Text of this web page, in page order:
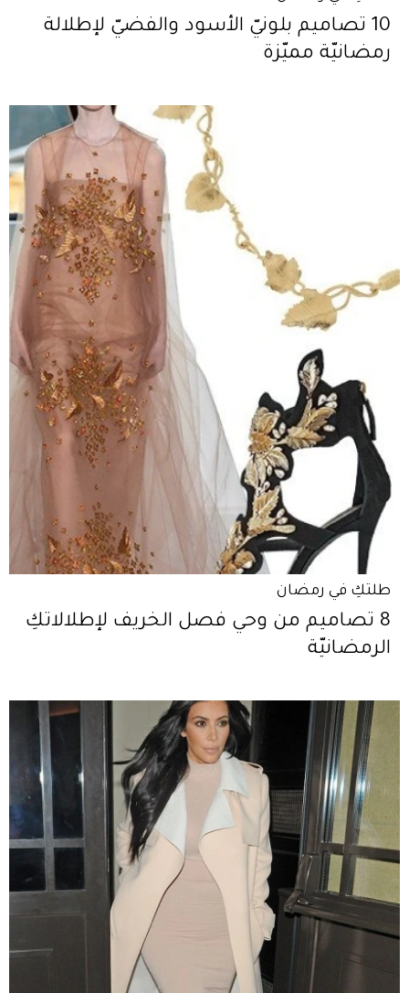
10 تصاميم بلونيّ الأسود والفضيّ لإطلالة
رمضانيّة مميّزة
طلتكِ في رمضان
8 تصاميم من وحي فصل الخريف لإطلالاتكِ
الرمضانيّة